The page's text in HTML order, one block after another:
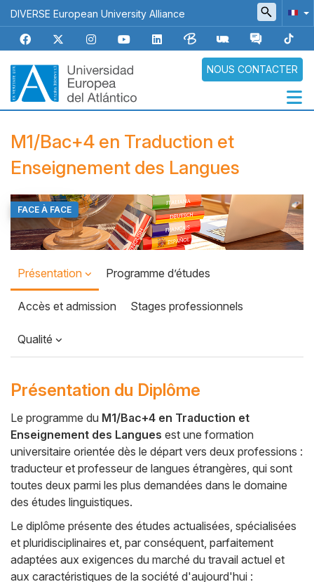
Aller
au
contenu
principal
DIVERSE European University Alliance
NOUS CONTACTER
Navegación
principal
M1/Bac+4 en Traduction et
Enseignement des Langues
Top
Banner
FACE À FACE
Présentation Programme d’études
Accès et admission Stages professionnels
Qualité
Présentation du Diplôme
Cuerpo
Le programme du M1/Bac+4 en Traduction et
Enseignement des Langues est une formation
universitaire orientée dès le départ vers deux professions :
traducteur et professeur de langues étrangères, qui sont
toutes deux parmi les plus demandées dans le domaine
des études linguistiques.
Le diplôme présente des études actualisées, spécialisées
et pluridisciplinaires et, par conséquent, parfaitement
adaptées aux exigences du marché du travail actuel et
aux caractéristiques de la société d'aujourd'hui :